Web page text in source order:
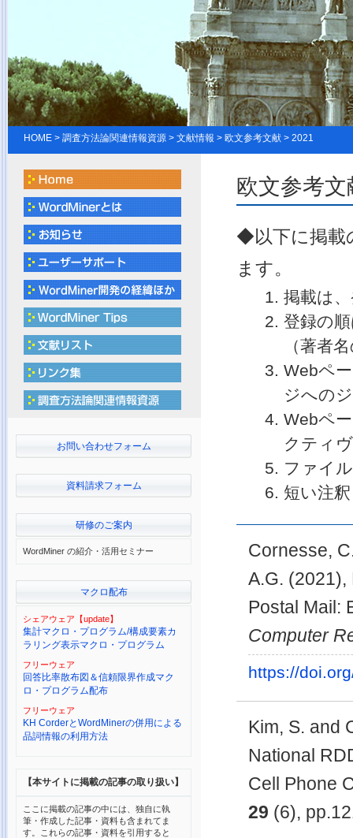
HOME > 調査方法論関連情報資源 > 文献情報 > 欧文参考文献 > 2021
お問い合わせフォーム
資料請求フォーム
研修のご案内
WordMiner の紹介・活用セミナー
マクロ配布
シェアウェア【update】
集計マクロ・プログラム/構成要素カ
ラリング表示マクロ・プログラム
フリーウェア
回答比率散布図＆信頼限界作成マク
ロ・プログラム配布
フリーウェア
KH CorderとWordMinerの併用による
品詞情報の利用方法
【本サイトに掲載の記事の取り扱い】
ここに掲載の記事の中には、独自に執
筆・作成した記事・資料も含まれてま
す。これらの記事・資料を引用すると
欧文参考
◆以下に掲載
ます。
掲載は
登録の
（著者
Webペ
ジへの
Webペ
クティ
ファイ
短い注
Cornesse,
A.G. (2021),
Postal Mail:
Computer
https://
Kim, S. and
National
Cell Phone
29 (6),